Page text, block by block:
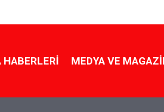
HABERLERI MEDYA VE